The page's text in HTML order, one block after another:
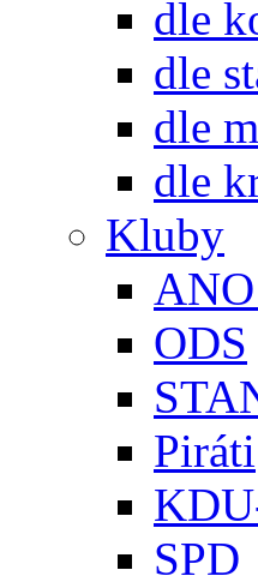
dle
dle
dle
dle
Kluby
ODS
Piráti
SPD